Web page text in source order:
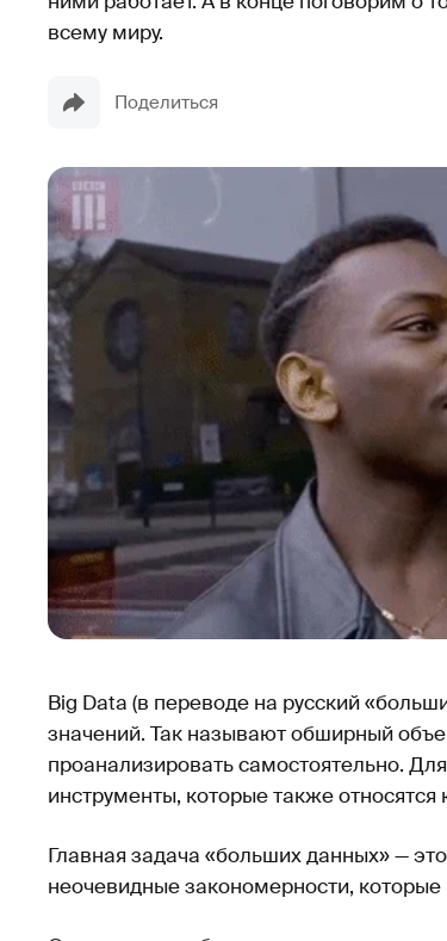
всему миру.
Поделиться
Big Data (в переводе на русский
значений. Так называют обширный
проанализировать самостоятельно.
инструменты, которые также
Главная задача «больших данных» —
неочевидные закономерности,